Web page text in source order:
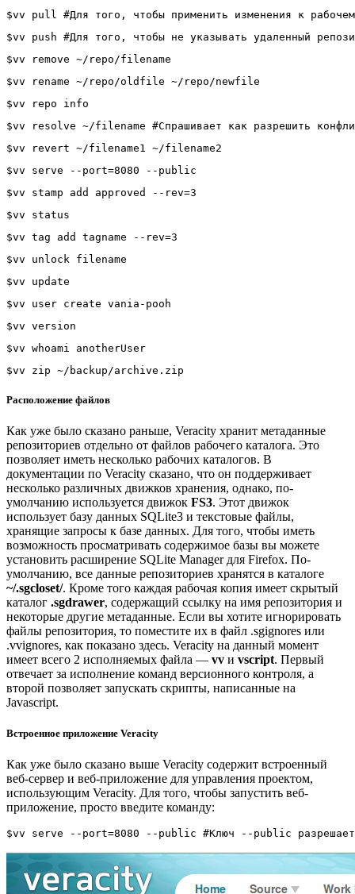
$vv pull #Для того, чтобы применить изменения к
$vv push #Для того, чтобы не указывать удаленный
$vv remove ~/repo/filename
$vv rename ~/repo/oldfile ~/repo/newfile
$vv repo info
$vv resolve ~/filename #Спрашивает как разрешить
$vv revert ~/filename1 ~/filename2
$vv serve --port=8080 --public
$vv stamp add approved --rev=3
$vv status
$vv tag add tagname --rev=3
$vv unlock filename
$vv update
$vv user create vania-pooh
$vv version
$vv whoami anotherUser
$vv zip ~/backup/archive.zip
Расположение файлов
Как уже было сказано раньше, Veracity хранит метаданные
репозиториев отдельно от файлов рабочего каталога. Это
позволяет иметь несколько рабочих каталогов. В
документации по Veracity сказано, что он поддерживает
несколько различных движков хранения, однако, по-
умолчанию используется движок FS3. Этот движок
использует базу данных SQLite3 и текстовые файлы,
хранящие запросы к базе данных. Для того, чтобы иметь
возможность просматривать содержимое базы вы можете
установить расширение SQLite Manager для Firefox. По-
умолчанию, все данные репозиториев хранятся в каталоге
~/.sgcloset/. Кроме того каждая рабочая копия имеет скрытый
каталог .sgdrawer, содержащий ссылку на имя репозитория и
некоторые другие метаданные. Если вы хотите игнорировать
файлы репозитория, то поместите их в файл .sgignores или
.vvignores, как показано здесь. Veracity на данный момент
имеет всего 2 исполняемых файла — vv и vscript. Первый
отвечает за исполнение команд версионного контроля, а
второй позволяет запускать скрипты, написанные на
Javascript.
Встроенное приложение Veracity
Как уже было сказано выше Veracity содержит встроенный
веб-сервер и веб-приложение для управления проектом,
использующим Veracity. Для того, чтобы запустить веб-
приложение, просто введите команду:
$vv serve --port=8080 --public #Ключ --public разрешает